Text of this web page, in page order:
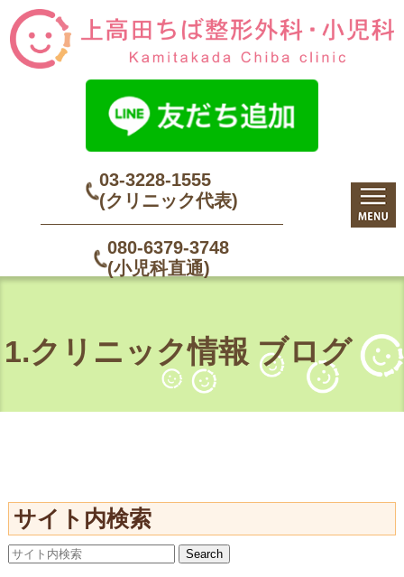
03-3228-1555
(クリニック代表)
080-6379-3748
(小児科直通)
1.クリニック情報 ブログ
サイト内検索